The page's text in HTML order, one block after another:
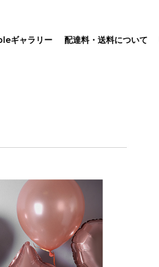
ギャラリー 配達料・送料について